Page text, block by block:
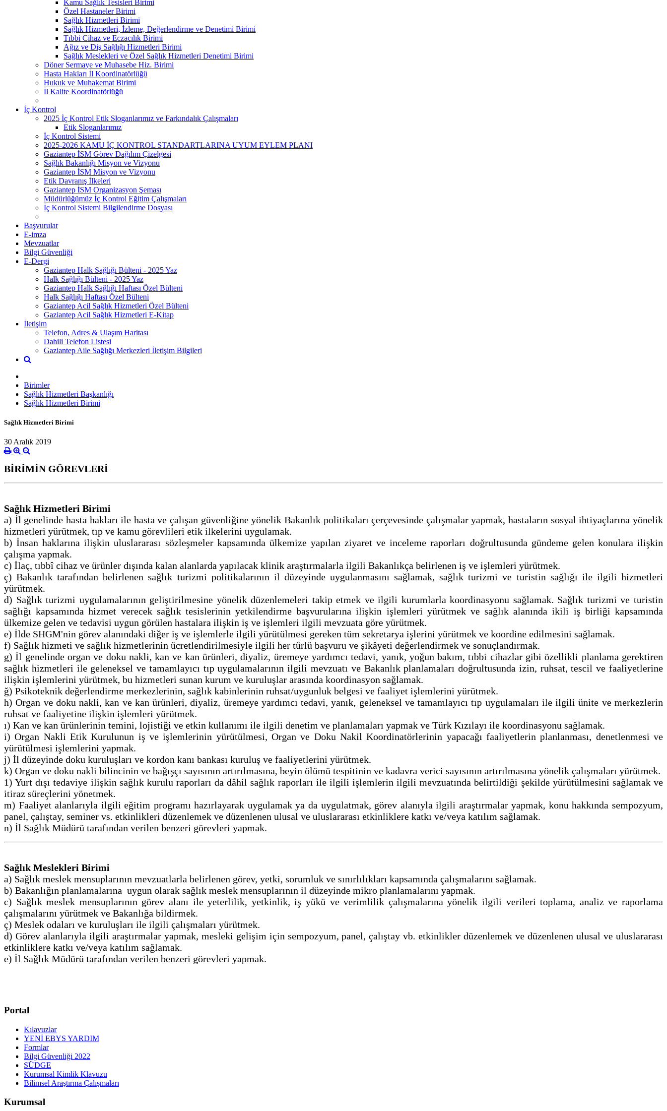
Kamu Sağlık Tesisleri Birimi
Özel Hastaneler Birimi
Sağlık Hizmetleri Birimi
Sağlık Hizmetleri, İzleme, Değerlendirme ve Denetimi Birimi
Tıbbi Cihaz ve Eczacılık Birimi
Ağız ve Diş Sağlığı Hizmetleri Birimi
Sağlık Meslekleri ve Özel Sağlık Hizmetleri Denetimi Birimi
Döner Sermaye ve Muhasebe Hiz. Birimi
Hasta Hakları İl Koordinatörlüğü
Hukuk ve Muhakemat Birimi
İl Kalite Koordinatörlüğü
İç Kontrol
2025 İç Kontrol Etik Sloganlarımız ve Farkındalık Çalışmaları
Etik Sloganlarımız
İç Kontrol Sistemi
2025-2026 KAMU İÇ KONTROL STANDARTLARINA UYUM EYLEM PLANI
Gaziantep İSM Görev Dağılım Çizelgesi
Sağlık Bakanlığı Misyon ve Vizyonu
Gaziantep İSM Misyon ve Vizyonu
Etik Davranış İlkeleri
Gaziantep İSM Organizasyon Şeması
Müdürlüğümüz İç Kontrol Eğitim Çalışmaları
İç Kontrol Sistemi Bilgilendirme Dosyası
Başvurular
E-imza
Mevzuatlar
Bilgi Güvenliği
E-Dergi
Gaziantep Halk Sağlığı Bülteni - 2025 Yaz
Halk Sağlığı Bülteni - 2025 Yaz
Gaziantep Halk Sağlığı Haftası Özel Bülteni
Halk Sağlığı Haftası Özel Bülteni
Gaziantep Acil Sağlık Hizmetleri Özel Bülteni
Gaziantep Acil Sağlık Hizmetleri E-Kitap
İletişim
Telefon, Adres & Ulaşım Haritası
Dahili Telefon Listesi
Gaziantep Aile Sağlığı Merkezleri İletişim Bilgileri
Birimler
Sağlık Hizmetleri Başkanlığı
Sağlık Hizmetleri Birimi
Sağlık Hizmetleri Birimi
30 Aralık 2019
BİRİMİN GÖREVLERİ
Sağlık Hizmetleri Birimi
a) İl genelinde hasta hakları ile hasta ve çalışan güvenliğine yönelik Bakanlık politikaları çerçevesinde çalışmalar yapmak, hastaların sosyal ihtiyaçlarına yönelik
hizmetleri yürütmek, tıp ve kamu görevlileri etik ilkelerini uygulamak.
b) İnsan haklarına ilişkin uluslararası sözleşmeler kapsamında ülkemize yapılan ziyaret ve inceleme raporları doğrultusunda gündeme gelen konulara ilişkin
çalışma yapmak.
c) İlaç, tıbbî cihaz ve ürünler dışında kalan alanlarda yapılacak klinik araştırmalarla ilgili Bakanlıkça belirlenen iş ve işlemleri yürütmek.
ç) Bakanlık tarafından belirlenen sağlık turizmi politikalarının il düzeyinde uygulanmasını sağlamak, sağlık turizmi ve turistin sağlığı ile ilgili hizmetleri
yürütmek.
d) Sağlık turizmi uygulamalarının geliştirilmesine yönelik düzenlemeleri takip etmek ve ilgili kurumlarla koordinasyonu sağlamak. Sağlık turizmi ve turistin
sağlığı kapsamında hizmet verecek sağlık tesislerinin yetkilendirme başvurularına ilişkin işlemleri yürütmek ve sağlık alanında ikili iş birliği kapsamında
ülkemize gelen ve tedavisi uygun görülen hastalara ilişkin iş ve işlemleri ilgili mevzuata göre yürütmek.
e) İlde SHGM'nin görev alanındaki diğer iş ve işlemlerle ilgili yürütülmesi gereken tüm sekretarya işlerini yürütmek ve koordine edilmesini sağlamak.
f) Sağlık hizmeti ve sağlık hizmetlerinin ücretlendirilmesiyle ilgili her türlü başvuru ve şikâyeti değerlendirmek ve sonuçlandırmak.
g) İl genelinde organ ve doku nakli, kan ve kan ürünleri, diyaliz, üremeye yardımcı tedavi, yanık, yoğun bakım, tıbbi cihazlar gibi özellikli planlama gerektiren
sağlık hizmetleri ile geleneksel ve tamamlayıcı tıp uygulamalarının ilgili mevzuatı ve Bakanlık planlamaları doğrultusunda izin, ruhsat, tescil ve faaliyetlerine
ilişkin işlemlerini yürütmek, bu hizmetleri sunan kurum ve kuruluşlar arasında koordinasyon sağlamak.
ğ) Psikoteknik değerlendirme merkezlerinin, sağlık kabinlerinin ruhsat/uygunluk belgesi ve faaliyet işlemlerini yürütmek.
h) Organ ve doku nakli, kan ve kan ürünleri, diyaliz, üremeye yardımcı tedavi, yanık, geleneksel ve tamamlayıcı tıp uygulamaları ile ilgili ünite ve merkezlerin
ruhsat ve faaliyetine ilişkin işlemleri yürütmek.
ı) Kan ve kan ürünlerinin temini, lojistiği ve etkin kullanımı ile ilgili denetim ve planlamaları yapmak ve Türk Kızılayı ile koordinasyonu sağlamak.
i) Organ Nakli Etik Kurulunun iş ve işlemlerinin yürütülmesi, Organ ve Doku Nakil Koordinatörlerinin yapacağı faaliyetlerin planlanması, denetlenmesi ve
yürütülmesi işlemlerini yapmak.
j) İl düzeyinde doku kuruluşları ve kordon kanı bankası kuruluş ve faaliyetlerini yürütmek.
k) Organ ve doku nakli bilincinin ve bağışçı sayısının artırılmasına, beyin ölümü tespitinin ve kadavra verici sayısının artırılmasına yönelik çalışmaları yürütmek.
1) Yurt dışı tedaviye ilişkin sağlık kurulu raporları da dâhil sağlık raporları ile ilgili işlemlerin ilgili mevzuatında belirtildiği şekilde yürütülmesini sağlamak ve
itiraz süreçlerini yönetmek.
m) Faaliyet alanlarıyla ilgili eğitim programı hazırlayarak uygulamak ya da uygulatmak, görev alanıyla ilgili araştırmalar yapmak, konu hakkında sempozyum,
panel, çalıştay, seminer vs. etkinlikleri düzenlemek ve düzenlenen ulusal ve uluslararası etkinliklere katkı ve/veya katılım sağlamak.
n) İl Sağlık Müdürü tarafından verilen benzeri görevleri yapmak.
Sağlık Meslekleri Birimi
a) Sağlık meslek mensuplarının mevzuatlarla belirlenen görev, yetki, sorumluk ve sınırlılıkları kapsamında çalışmalarını sağlamak.
b) Bakanlığın planlamalarına uygun olarak sağlık meslek mensuplarının il düzeyinde mikro planlamalarını yapmak.
c) Sağlık meslek mensuplarının görev alanı ile yeterlilik, yetkinlik, iş yükü ve verimlilik çalışmalarına yönelik ilgili verileri toplama, analiz ve raporlama
çalışmalarını yürütmek ve Bakanlığa bildirmek.
ç) Meslek odaları ve kuruluşları ile ilgili çalışmaları yürütmek.
d) Görev alanlarıyla ilgili araştırmalar yapmak, mesleki gelişim için sempozyum, panel, çalıştay vb. etkinlikler düzenlemek ve düzenlenen ulusal ve uluslararası
etkinliklere katkı ve/veya katılım sağlamak.
e) İl Sağlık Müdürü tarafından verilen benzeri görevleri yapmak.
Portal
Kılavuzlar
YENİ EBYS YARDIM
Formlar
Bilgi Güvenliği 2022
SÜDGE
Kurumsal Kimlik Klavuzu
Bilimsel Araştırma Çalışmaları
Kurumsal